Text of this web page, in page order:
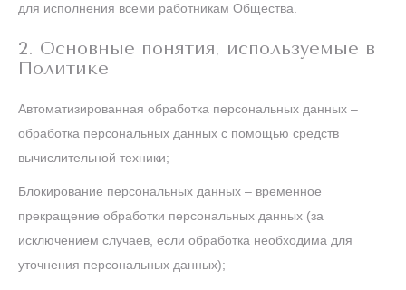
для исполнения всеми работникам Общества.
2. Основные понятия, используемые в
Политике
Автоматизированная обработка персональных данных –
обработка персональных данных с помощью средств
вычислительной техники;
Блокирование персональных данных – временное
прекращение обработки персональных данных (за
исключением случаев, если обработка необходима для
уточнения персональных данных);